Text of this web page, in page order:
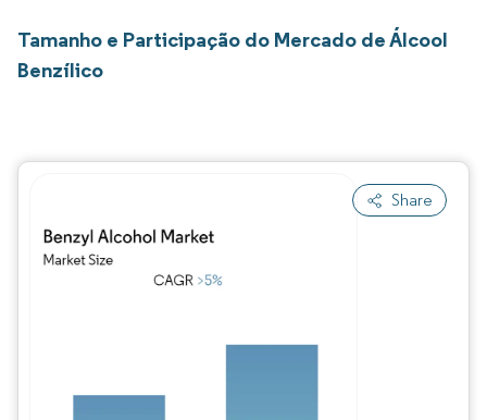
Tamanho e Participação do Mercado de Álcool
Benzílico
Share